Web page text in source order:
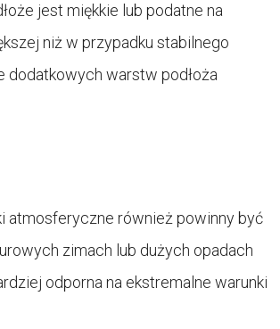
jest miękkie lub podatne na
niż w przypadku stabilnego
dodatkowych warstw podłoża
atmosferyczne również powinny być
zimach lub dużych opadach
odporna na ekstremalne warunki